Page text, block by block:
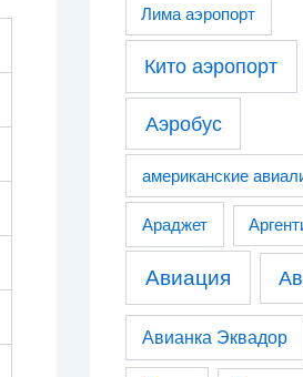
Лима аэропорт
Кито аэропорт
Аэробус
американские
Араджет
Авиация
Авианка Эквадор